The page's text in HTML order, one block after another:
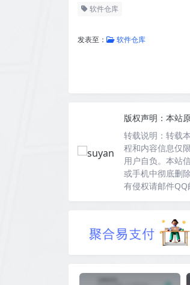
软件仓库
发表至： 软件仓库
版权声明： 本站
转载说明： 转载
程和内容信息仅
用户自负。本站
或手机中彻底删
有侵权请邮件